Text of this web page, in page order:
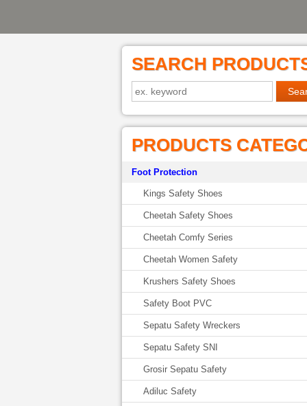
SEARCH
PRODUCTS
Foot Protection
Kings Safety Shoes
Cheetah Safety Shoes
Cheetah Comfy Series
Cheetah Women Safety
Krushers Safety Shoes
Safety Boot PVC
Sepatu Safety Wreckers
Sepatu Safety SNI
Grosir Sepatu Safety
Adiluc Safety